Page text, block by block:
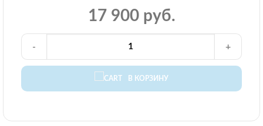
17 900 руб.
В КОРЗИНУ
- +